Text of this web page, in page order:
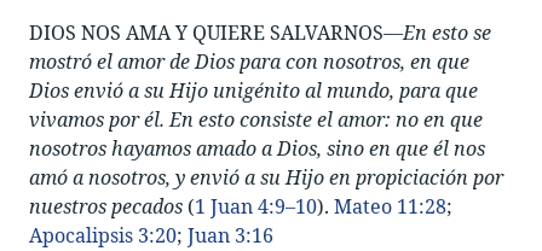
DIOS NOS AMA Y QUIERE SALVARNOS—En esto se
mostró el amor de Dios para con nosotros, en que
Dios envió a su Hijo unigénito al mundo, para que
vivamos por él. En esto consiste el amor: no en que
nosotros hayamos amado a Dios, sino en que él nos
amó a nosotros, y envió a su Hijo en propiciación por
nuestros pecados (1 Juan 4:9–10). Mateo 11:28;
Apocalipsis 3:20; Juan 3:16